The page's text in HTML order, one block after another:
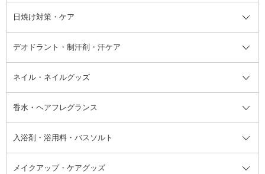
フェイスオイル・バーム
ブースター・導入液
洗い流すパック・マスク
リップクリーム・リップケア
顔用マッサージ料
フェイスパウダー
アイシャドウ
アイブロウ・眉マスカラ
チーク
ハイライト・シェーディング
ボディケア
レッグ・フットケア
バストケア
ネイルケア
脱毛・除毛ケア
シャンプー・ヘアケア・ヘアスタ
イリング全て
洗い流さないトリートメント
ヘアスタイリング剤
頭皮ケア・育毛剤
その他シャンプー・ヘアケア・ヘ
アスタイリング
日焼け対策・ケア
日焼け対策・ケア全て
サンオイル・タンニング
その他日焼け対策・UVケア
デオドラント・制汗剤・汗ケア
デオドラント・制汗剤・汗ケア全
て
フット用デオドラント・制汗剤・
汗ケア
ネイル・ネイルグッズ
ネイル・ネイルグッズ全て
ジェルネイル
リムーバー・除光液
香水・ヘアフレグランス
香水・ヘアフレグランス全て
フレグランスミスト
入浴剤・浴用料・バスソルト
入浴剤・浴用料・バスソルト全て
メイクアップ・ケアグッズ